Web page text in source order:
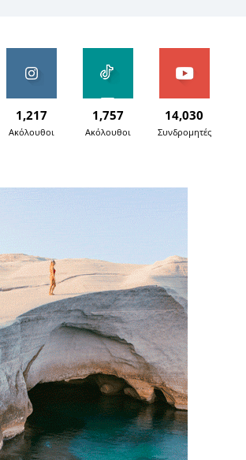
1,217
Ακόλουθοι
1,757
Ακόλουθοι
14,030
Συνδρομητές